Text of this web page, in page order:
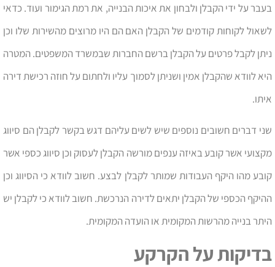
בעבר על ידי הקבלן ולבחון את איכות הבנייה, את רמת הגימור ועוד. כדאי
לשאול לקוחות קודמים של הקבלן האם הם היו מרוצים מהשירות שלו וכן
ניתן לקבל פרטים על הקבלן ברשם החברות שבמשרד המשפטים. המטרה
היא לוודא שהקבלן אמין ושניתן לסמוך עליו ולחתום על חוזה רכישת דירה
איתו.
שני דברים חשובים נוספים שיש לשים עליהם דגש בקשר לקבלן הם סיווג
מקצועי אשר קובע באיזה ענפים מורשה הקבלן לעסוק וכן סיווג כספי אשר
קובע מהו היקף העבודות שמותר לקבלן לבצע. חשוב לוודא כי הסיווג וכן
ההיקף הכספי של הקבלן יתאים לדירה הנרכשת. חשוב לוודא כי לקבלן יש
היתר בנייה מהרשות המקומית או הועדה המקומית.
בדיקות על הקרקע